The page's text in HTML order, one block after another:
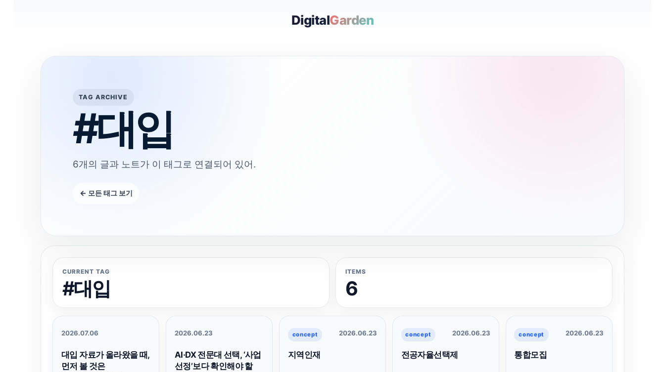
DigitalGarden
TAG ARCHIVE
#대입
6개의 글과 노트가 이 태그로 연결되어 있어.
← 모든 태그 보기
CURRENT TAG
#대입
ITEMS
6
2026.07.06
대입 자료가 올라왔을 때,
먼저 볼 것은
2026.06.23
AI·DX 전문대 선택, ‘사업
선정’보다 확인해야 할
concept 2026.06.23
지역인재
concept 2026.06.23
전공자율선택제
concept 2026.06.23
통합모집